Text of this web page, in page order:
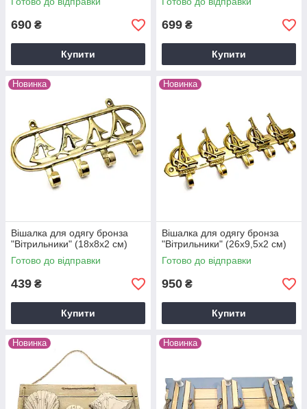
690 ₴
Купити
699 ₴
Купити
Новинка
Вішалка для одягу бронза
"Вітрильники" (18х8х2 см)
Готово до відправки
439 ₴
Купити
Новинка
Вішалка для одягу бронза
"Вітрильники" (26х9,5х2 см)
Готово до відправки
950 ₴
Купити
Новинка Новинка